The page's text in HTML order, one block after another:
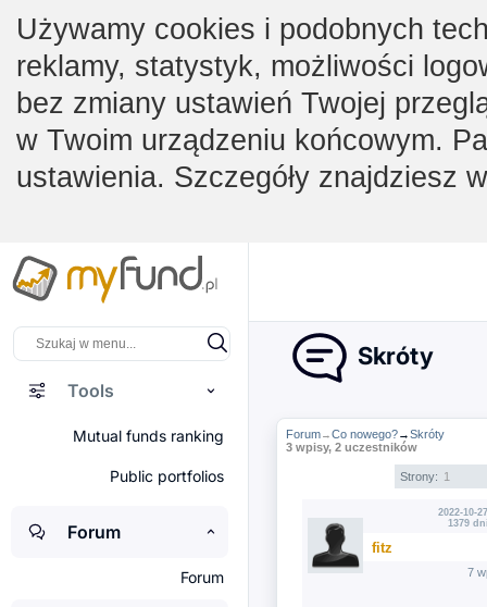
Używamy cookies i podobnych
reklamy, statystyk, możliwości
bez zmiany ustawień Twojej
w Twoim urządzeniu końcowym.
ustawienia. Szczegóły znajdziesz
Tools
Mutual funds ranking
Public portfolios
Forum
Forum
Skróty
Forum→Co nowego?→Skróty
3 wpisy, 2 uczestników
Strony: 1
2022-10-
1379
fitz
7